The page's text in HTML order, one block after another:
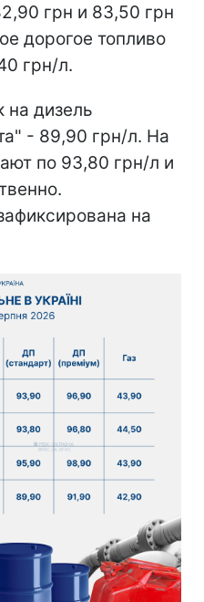
грн и 83,50 грн
дорогое топливо
грн/л.
дизель
- 89,90 грн/л. На
по 93,80 грн/л и
на